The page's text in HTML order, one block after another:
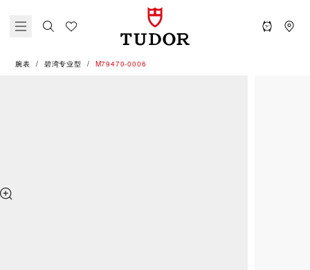
腕表 碧湾专业型 M79470-0006